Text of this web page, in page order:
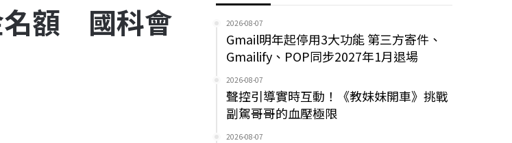
名額 國科會
2026-08-07
Gmail明年起停用3大功能 第三方寄件、
Gmailify、POP同步2027年1月退場
2026-08-07
聲控引導實時互動！《教妹妹開車》挑戰
副駕哥哥的血壓極限
2026-08-07